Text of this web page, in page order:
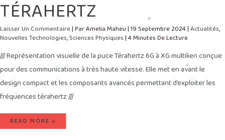
TÉRAHERTZ
Laisser Un Commentaire| ParAmelia Maheu|19 Septembre 2024|Actualités,
Nouvelles Technologies,Sciences Physiques|4 Minutes De Lecture
/// Représentation visuelle de la puce Térahertz 6G à XG multilien conçue
pour des communications à très haute vitesse. Elle met en avant le
design compact et les composants avancés permettant d’exploiter les
fréquences térahertz ///
READ MORE »